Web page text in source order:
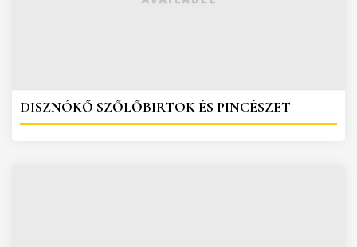
DISZNÓKŐ SZŐLŐBIRTOK ÉS PINCÉSZET